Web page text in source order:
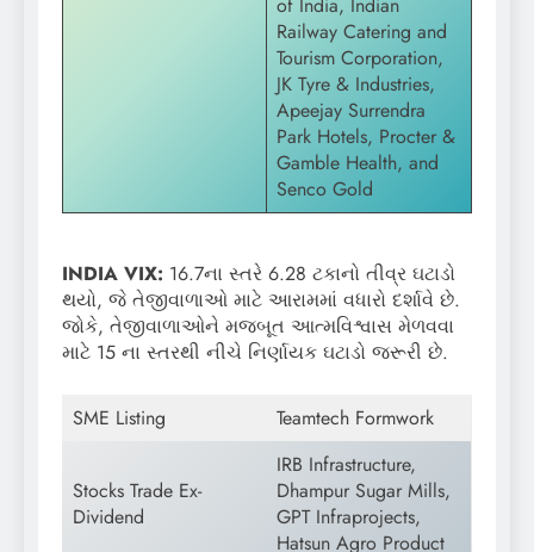
Railway Catering and
Tourism Corporation,
JK Tyre & Industries,
Apeejay Surrendra
Park Hotels, Procter &
Gamble Health, and
Senco Gold
INDIA VIX: 16.7ના સ્તરે 6.28 ટકાનો તીવ્ર ઘટાડો
થયો, જે તેજીવાળાઓ માટે આરામમાં વધારો દર્શાવે છે.
જોકે, તેજીવાળાઓને મજબૂત આત્મવિશ્વાસ મેળવવા
માટે 15 ના સ્તરથી નીચે નિર્ણાયક ઘટાડો જરૂરી છે.
SME Listing Teamtech Formwork
Stocks Trade Ex-
Dividend
IRB Infrastructure,
Dhampur Sugar Mills,
GPT Infraprojects,
Hatsun Agro Product